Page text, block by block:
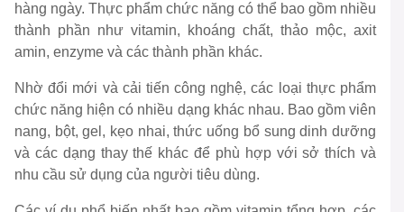
hàng ngày. Thực phẩm chức năng có thể bao gồm nhiều
thành phần như vitamin, khoáng chất, thảo mộc, axit
amin, enzyme và các thành phần khác.
Nhờ đổi mới và cải tiến công nghệ, các loại thực phẩm
chức năng hiện có nhiều dạng khác nhau. Bao gồm viên
nang, bột, gel, kẹo nhai, thức uống bổ sung dinh dưỡng
và các dạng thay thế khác để phù hợp với sở thích và
nhu cầu sử dụng của người tiêu dùng.